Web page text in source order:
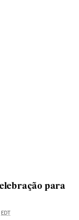
para
EDT